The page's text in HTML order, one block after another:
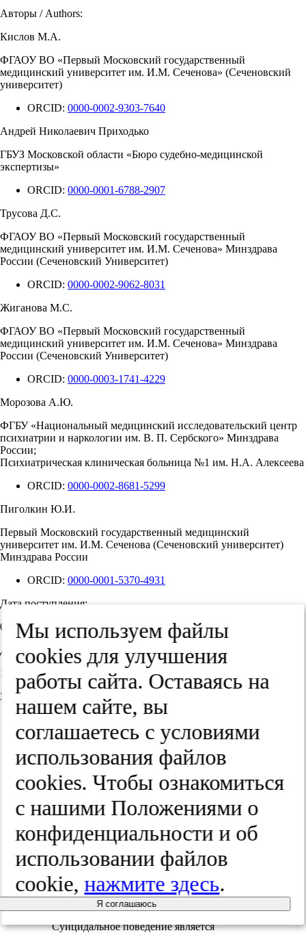
Авторы / Authors:
Кислов М.А.
ФГАОУ ВО «Первый Московский государственный
медицинский университет им. И.М. Сеченова» (Сеченовский
университет)
ORCID: 0000-0002-9303-7640
Андрей Николаевич Приходько
ГБУЗ Московской области «Бюро судебно-медицинской
экспертизы»
ORCID: 0000-0001-6788-2907
Трусова Д.С.
ФГАОУ ВО «Первый Московский государственный
медицинский университет им. И.М. Сеченова» Минздрава
России (Сеченовский Университет)
ORCID: 0000-0002-9062-8031
Жиганова М.С.
ФГАОУ ВО «Первый Московский государственный
медицинский университет им. И.М. Сеченова» Минздрава
России (Сеченовский Университет)
ORCID: 0000-0003-1741-4229
Морозова А.Ю.
ФГБУ «Национальный медицинский исследовательский центр
психиатрии и наркологии им. В. П. Сербского» Минздрава
России;
Психиатрическая клиническая больница №1 им. Н.А. Алексеева
ORCID: 0000-0002-8681-5299
Пиголкин Ю.И.
Первый Московский государственный медицинский
университет им. И.М. Сеченова (Сеченовский университет)
Минздрава России
ORCID: 0000-0001-5370-4931
Дата поступления:
08.12.2022
Дата принятия в печать:
11.01.2023
Закрыть метаданные
Согласно статистическим данным,
представленным Всемирной
организацией здравоохранения (ВОЗ),
количество смертей в мире по причине
самоубийства ежегодно составляет более
700 тыс.; примерно 1 на 100 от общего
количества смертей [1]. Самоубийства
являются четвертой ведущей причиной
смерти в возрастной когорте 15—19 лет.
На этих основаниях ВОЗ признает
самоубийства одной из приоритетных
проблем общественного здравоохранения
Суицидальное поведение является
Мы используем файлы
cооkies для улучшения
работы сайта. Оставаясь на
нашем сайте, вы
соглашаетесь с условиями
использования файлов
cооkies. Чтобы ознакомиться
с нашими Положениями о
конфиденциальности и об
использовании файлов
cookie,нажмите здесь.
Я соглашаюсь